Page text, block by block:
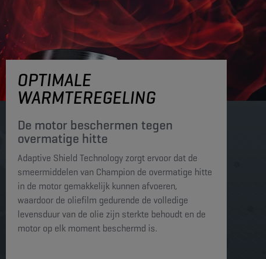
OPTIMALE
WARMTEREGELING
De motor beschermen tegen
overmatige hitte​​​
Adaptive Shield Technology zorgt ervoor dat de
smeermiddelen van Champion de overmatige hitte
in de motor gemakkelijk kunnen afvoeren,
waardoor de oliefilm gedurende de volledige
levensduur van de olie zijn sterkte behoudt en de
motor op elk moment beschermd is. ​